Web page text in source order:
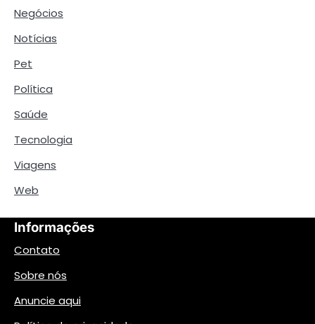
Negócios
Notícias
Pet
Política
Saúde
Tecnologia
Viagens
Web
Informações
Contato
Sobre nós
Anuncie aqui